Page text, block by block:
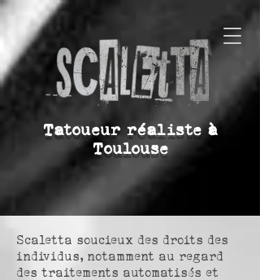
Tatoueur réaliste à
Toulouse
Scaletta soucieux des droits des
individus, notamment au regard
des traitements automatisés et